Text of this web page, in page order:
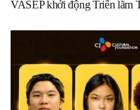
VASEP khởi động Triển lãm